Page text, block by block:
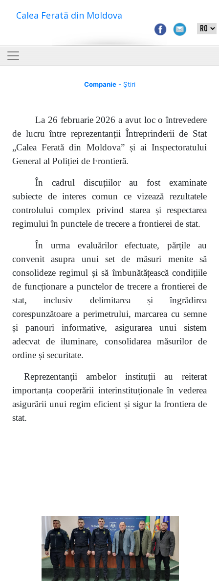
Calea Ferată din Moldova
Companie- Știri
La 26 februarie 2026 a avut loc o întrevedere
de lucru între reprezentanții Întreprinderii de Stat
„Calea Ferată din Moldova” și ai Inspectoratului
General al Poliției de Frontieră.
În cadrul discuțiilor au fost examinate
subiecte de interes comun ce vizează rezultatele
controlului complex privind starea și respectarea
regimului în punctele de trecere a frontierei de stat.
În urma evaluărilor efectuate, părțile au
convenit asupra unui set de măsuri menite să
consolideze regimul și să îmbunătățească condițiile
de funcționare a punctelor de trecere a frontierei de
stat, inclusiv delimitarea și îngrădirea
corespunzătoare a perimetrului, marcarea cu semne
și panouri informative, asigurarea unui sistem
adecvat de iluminare, consolidarea măsurilor de
ordine și securitate.
Reprezentanții ambelor instituții au reiterat
importanța cooperării interinstituționale în vederea
asigurării unui regim eficient și sigur la frontiera de
stat.